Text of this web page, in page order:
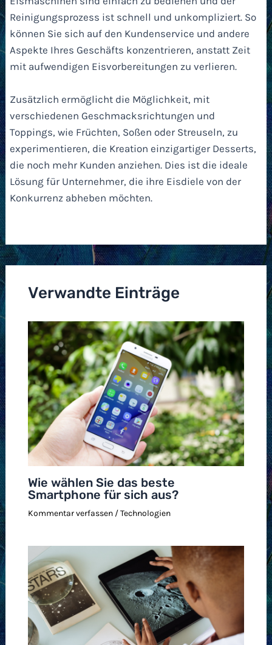
Reinigungsprozess ist schnell und unkompliziert. So
können Sie sich auf den Kundenservice und andere
Aspekte Ihres Geschäfts konzentrieren, anstatt Zeit
mit aufwendigen Eisvorbereitungen zu verlieren.
Zusätzlich ermöglicht die Möglichkeit, mit
verschiedenen Geschmacksrichtungen und
Toppings, wie Früchten, Soßen oder Streuseln, zu
experimentieren, die Kreation einzigartiger Desserts,
die noch mehr Kunden anziehen. Dies ist die ideale
Lösung für Unternehmer, die ihre Eisdiele von der
Konkurrenz abheben möchten.
Verwandte Einträge
Wie wählen Sie das beste
Smartphone für sich aus?
Kommentar verfassen /Technologien